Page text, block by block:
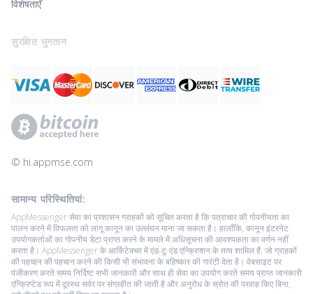
विशेषताएँ
सुरक्षित भुगतान
© ‌hi.appmse.com
सामान्य परिस्थितियां:
AppMessenger सेवा का प्रशासन ग्राहकों को सूचित करता है कि पत्राचार की गोपनीयता का
पालन करने में विफलता को लागू कानून का उल्लंघन माना जा सकता है। हालाँकि, कानून इंटरनेट
उपयोगकर्ताओं का गोपनीय डेटा प्राप्त करने के मामले में अधिसूचना की आवश्यकता का वर्णन नहीं
करता है। AppMessenger के आर्किटेक्चर में एंड-टू-एंड एन्क्रिप्शन के तत्व शामिल हैं, जो ग्राहकों
की पहचान की पहचान करने की किसी भी संभावना के बहिष्कार की गारंटी देता है। वेबसाइट पर
पंजीकरण करते समय निर्दिष्ट सभी जानकारी और साथ ही सेवा का उपयोग करते समय प्राप्त जानकारी
एन्क्रिप्टेड रूप में दूरस्थ सर्वर पर संग्रहीत की जाती है और अनुरोध के स्रोत की परवाह किए बिना,